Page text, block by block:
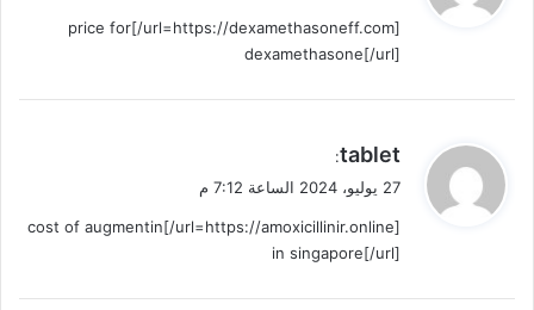
ل
[url=https://dexamethasoneff.com/]price for
dexamethasone[/url]
ي
ق
ل
tablet
:
27 يوليو، 2024 الساعة 7:12 م
[url=https://amoxicillinir.online/]cost of augmentin
in singapore[/url]